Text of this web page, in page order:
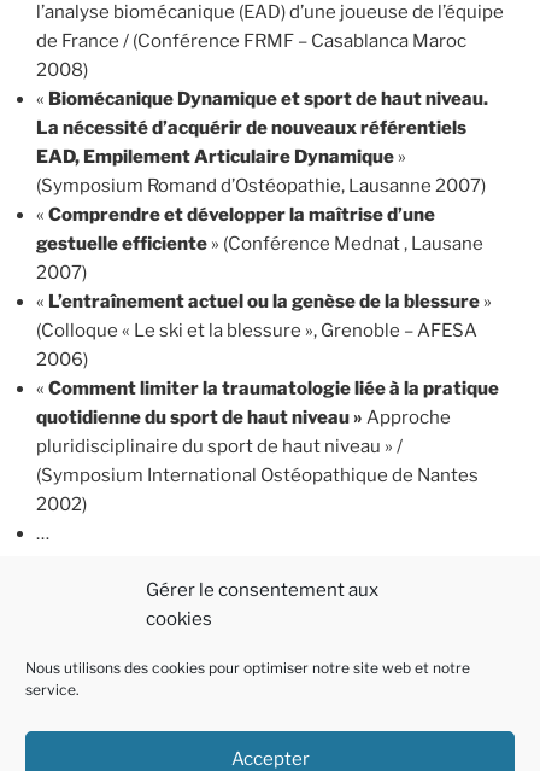
Gérer le consentement aux
cookies
Nous utilisons des cookies pour optimiser notre site web et notre
service.
Accepter
l’analyse biomécanique (EAD) d’une joueuse de l’équipe
de France / (Conférence FRMF – Casablanca Maroc
2008)
« Biomécanique Dynamique et sport de haut niveau.
La nécessité d’acquérir de nouveaux référentiels
EAD, Empilement Articulaire Dynamique »
(Symposium Romand d’Ostéopathie, Lausanne 2007)
« Comprendre et développer la maîtrise d’une
gestuelle efficiente » (Conférence Mednat , Lausane
2007)
« L’entraînement actuel ou la genèse de la blessure »
(Colloque « Le ski et la blessure », Grenoble – AFESA
2006)
« Comment limiter la traumatologie liée à la pratique
quotidienne du sport de haut niveau » Approche
pluridisciplinaire du sport de haut niveau » /
(Symposium International Ostéopathique de Nantes
2002)
…
c
M
a
st
E
m
ai
P
ta
er